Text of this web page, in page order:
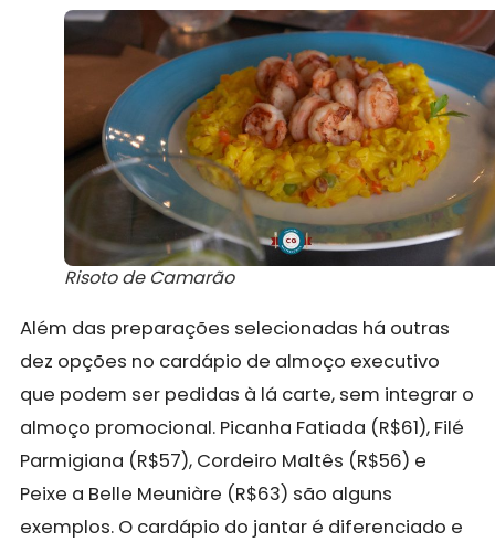
Risoto de Camarão
Além das preparações selecionadas há outras
dez opções no cardápio de almoço executivo
que podem ser pedidas à lá carte, sem integrar o
almoço promocional. Picanha Fatiada (R$61), Filé
Parmigiana (R$57), Cordeiro Maltês (R$56) e
Peixe a Belle Meuniàre (R$63) são alguns
exemplos. O cardápio do jantar é diferenciado e